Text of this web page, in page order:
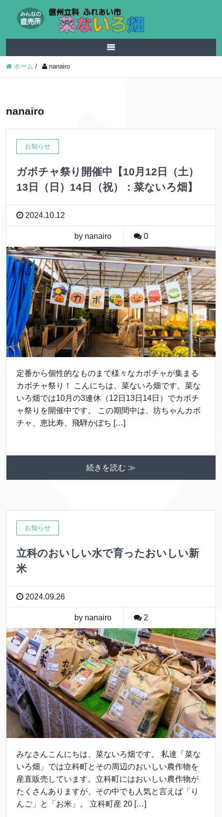
ホーム / nanairo
nanairo
お知らせ
ガボチャ祭り開催中【10月12日（土）
13日（日）14日（祝）：菜ないろ畑】
2024.10.12
by nanairo 0
定番から個性的なものまで様々なカボチャが集まる
カボチャ祭り！ こんにちは、菜ないろ畑です。菜な
いろ畑では10月の3連休（12日13日14日）でカボチ
ャ祭りを開催中です。 この期間中は、坊ちゃんカボ
チャ、恵比寿、飛騨かぼち […]
続きを読む ≫
お知らせ
立科のおいしい水で育ったおいしい新
米
2024.09.26
by nanairo 2
みなさんこんにちは、菜ないろ畑です。 私達「菜な
いろ畑」では立科町とその周辺のおいしい農作物を
産直販売しています。立科町にはおいしい農作物が
たくさんありますが、その中でも人気と言えば「り
んご」と「お米」。 立科町産 20 […]